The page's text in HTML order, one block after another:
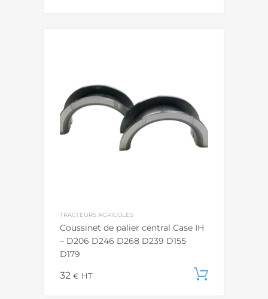
TRACTEURS AGRICOLES
Coussinet de palier central Case IH
– D206 D246 D268 D239 D155
D179
32 € HT